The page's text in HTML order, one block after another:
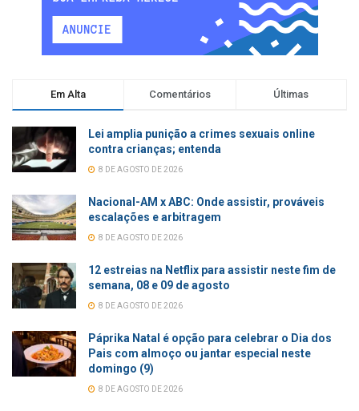
Em Alta Comentários Últimas
Lei amplia punição a crimes sexuais online
contra crianças; entenda
8 DE AGOSTO DE 2026
Nacional-AM x ABC: Onde assistir, prováveis
escalações e arbitragem
8 DE AGOSTO DE 2026
12 estreias na Netflix para assistir neste fim de
semana, 08 e 09 de agosto
8 DE AGOSTO DE 2026
Páprika Natal é opção para celebrar o Dia dos
Pais com almoço ou jantar especial neste
domingo (9)
8 DE AGOSTO DE 2026